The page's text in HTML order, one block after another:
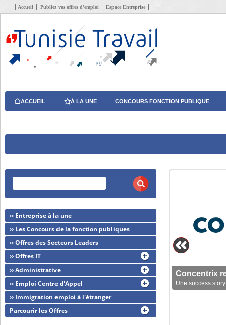
Accueil Publiez vos offres d’emploi Espace Entreprise
ACCUEIL À LA UNE CONCOURS FONCTION PUBLIQUE
Concentrix
Une success
›› Entreprise à la une
›› Les Concours de la fonction publiques
›› Offres des Secteurs Leaders
›› Offres IT
›› Administrative
›› Emploi Centre d'Appel
›› Immigration emploi à l'étranger
Parcourir les Offres